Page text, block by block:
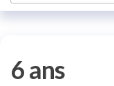
6 ans